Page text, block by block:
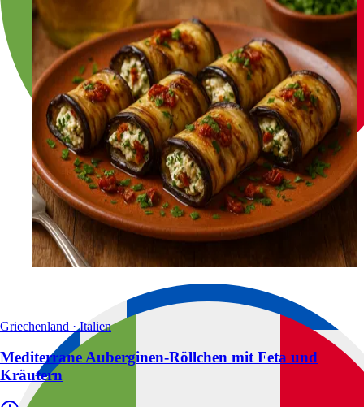
Griechenland · Italien
Mediterrane Auberginen-Röllchen mit Feta und
Kräutern